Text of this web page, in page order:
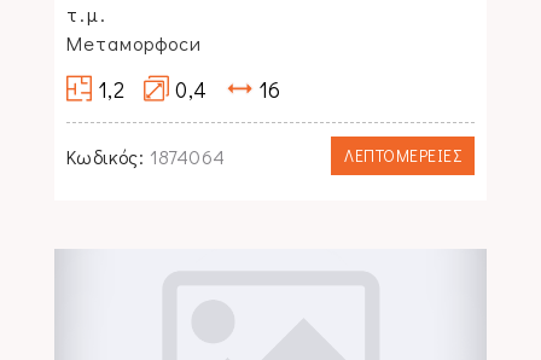
τ.μ.
Метаморфоси
1,2 0,4 16
Κωδικός: 1874064 ΛΕΠΤΟΜΕΡΕΙΕΣ